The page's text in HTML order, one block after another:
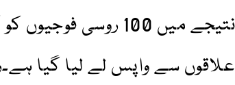
نتیجے میں 100 روسی
علاقوں سے واپس لے لیا گیا